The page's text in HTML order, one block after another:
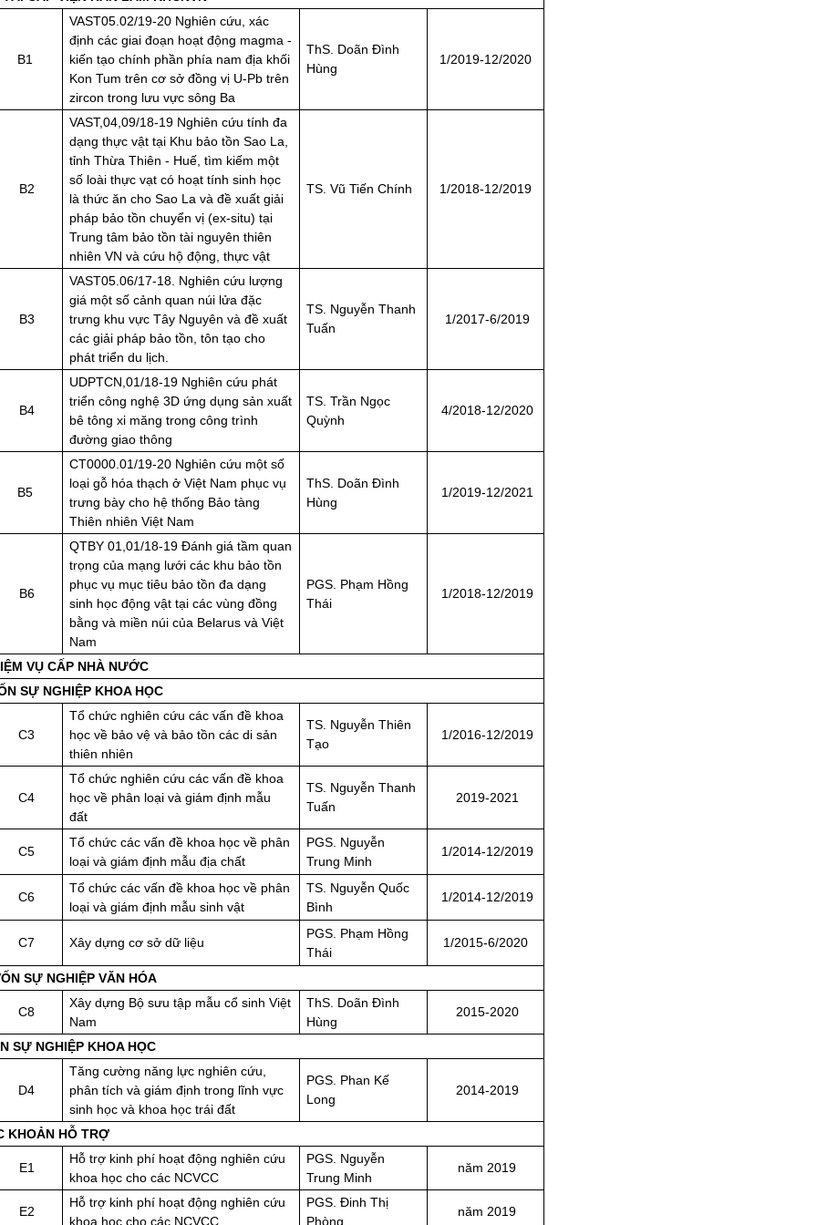
B1
VAST05.02/19-20 Nghiên cứu, xác
định các giai đoạn hoạt động magma -
kiến tạo chính phần phía nam địa khối
Kon Tum trên cơ sở đồng vị U-Pb trên
zircon trong lưu vực sông Ba
ThS. Doãn Đình
Hùng
1/2019-12/2020
B2
VAST,04,09/18-19 Nghiên cứu tính đa
dạng thực vật tại Khu bảo tồn Sao La,
tỉnh Thừa Thiên - Huế, tìm kiếm một
số loài thực vạt có hoạt tính sinh học
là thức ăn cho Sao La và đề xuất giải
pháp bảo tồn chuyển vị (ex-situ) tại
Trung tâm bảo tồn tài nguyên thiên
nhiên VN và cứu hộ động, thực vật
TS. Vũ Tiến Chính 1/2018-12/2019
B3
VAST05.06/17-18. Nghiên cứu lượng
giá một số cảnh quan núi lửa đặc
trưng khu vực Tây Nguyên và đề xuất
các giải pháp bảo tồn, tôn tạo cho
phát triển du lịch.
TS. Nguyễn Thanh
Tuấn
1/2017-6/2019
B4
UDPTCN,01/18-19 Nghiên cứu phát
triển công nghệ 3D ứng dụng sản xuất
bê tông xi măng trong công trình
đường giao thông
TS. Trần Ngọc
Quỳnh
4/2018-12/2020
B5
CT0000.01/19-20 Nghiên cứu một số
loại gỗ hóa thạch ở Việt Nam phục vụ
trưng bày cho hệ thống Bảo tàng
Thiên nhiên Việt Nam
ThS. Doãn Đình
Hùng
1/2019-12/2021
B6
QTBY 01,01/18-19 Đánh giá tầm quan
trọng của mạng lưới các khu bảo tồn
phục vụ mục tiêu bảo tồn đa dạng
sinh học động vật tại các vùng đồng
bằng và miền núi của Belarus và Việt
Nam
PGS. Phạm Hồng
Thái
1/2018-12/2019
VỤ CẤP NHÀ NƯỚC
SỰ NGHIỆP KHOA HỌC
C3
Tổ chức nghiên cứu các vấn đề khoa
học về bảo vệ và bảo tồn các di sản
thiên nhiên
TS. Nguyễn Thiên
Tạo
1/2016-12/2019
C4
Tổ chức nghiên cứu các vấn đề khoa
học về phân loại và giám định mẫu
đất
TS. Nguyễn Thanh
Tuấn
2019-2021
C5
Tổ chức các vấn đề khoa học về phân
loại và giám định mẫu địa chất
PGS. Nguyễn
Trung Minh
1/2014-12/2019
C6
Tổ chức các vấn đề khoa học về phân
loại và giám định mẫu sinh vật
TS. Nguyễn Quốc
Bình
1/2014-12/2019
C7 Xây dựng cơ sở dữ liệu
PGS. Phạm Hồng
Thái
1/2015-6/2020
SỰ NGHIỆP VĂN HÓA
C8
Xây dựng Bộ sưu tập mẫu cổ sinh Việt
Nam
ThS. Doãn Đình
Hùng
2015-2020
SỰ NGHIỆP KHOA HỌC
D4
Tăng cường năng lực nghiên cứu,
phân tích và giám định trong lĩnh vực
sinh học và khoa học trái đất
PGS. Phan Kế
Long
2014-2019
KHOẢN HỖ TRỢ
E1
Hỗ trợ kinh phí hoạt động nghiên cứu
khoa học cho các NCVCC
PGS. Nguyễn
Trung Minh
năm 2019
E2
Hỗ trợ kinh phí hoạt động nghiên cứu
khoa học cho các NCVCC
PGS. Đinh Thị
Phòng
năm 2019